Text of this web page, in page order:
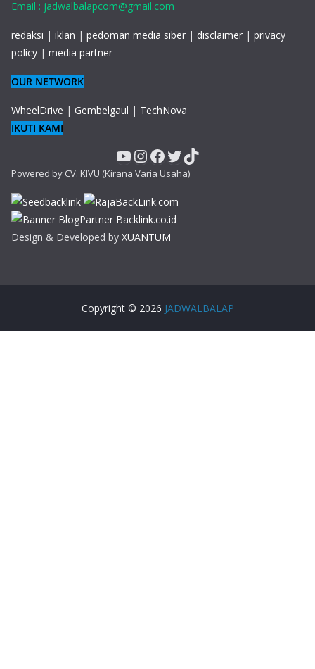
Email : jadwalbalapcom@gmail.com
redaksi | iklan | pedoman media siber | disclaimer | privacy
policy | media partner
OUR NETWORK
WheelDrive | Gembelgaul | TechNova
IKUTI KAMI
YouTube
Instagram
Facebook
Twitter
TikTok
Powered by CV. KIVU (Kirana Varia Usaha)
Design & Developed by XUANTUM
Copyright © 2026 JADWALBALAP